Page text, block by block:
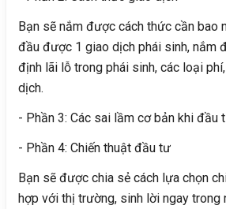
Bạn sẽ nắm được cách thức cần bao
đầu được 1 giao dịch phái sinh, nắm
định lãi lỗ trong phái sinh, các loại
dịch.
- Phần 3: Các sai lầm cơ bản khi đầu
- Phần 4: Chiến thuật đầu tư
Bạn sẽ được chia sẻ cách lựa chọn
hợp với thị trường, sinh lời ngay trong